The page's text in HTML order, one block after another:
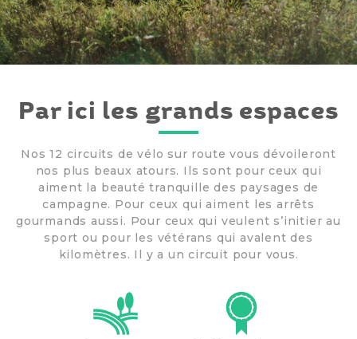
Par ici les grands espaces
Nos 12 circuits de vélo sur route vous dévoileront
nos plus beaux atours. Ils sont pour ceux qui
aiment la beauté tranquille des paysages de
campagne. Pour ceux qui aiment les arrêts
gourmands aussi. Pour ceux qui veulent s’initier au
sport ou pour les vétérans qui avalent des
kilomètres. Il y a un circuit pour vous.